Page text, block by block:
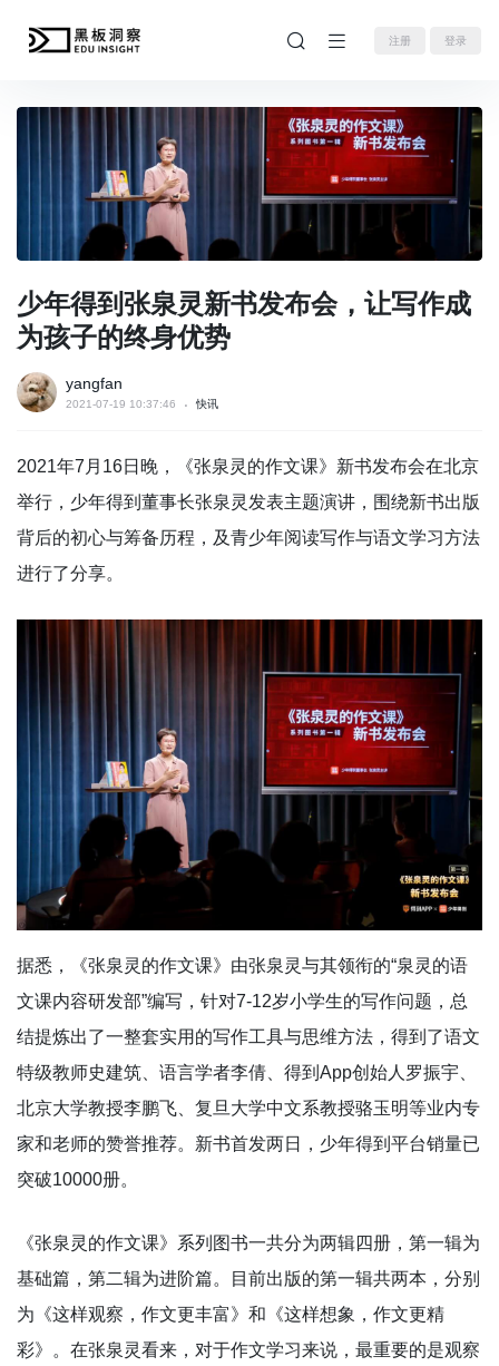
注册 登录
少年得到张泉灵新书发布会，让写作成
为孩子的终身优势
yangfan
2021-07-19 10:37:46 快讯
2021年7月16日晚，《张泉灵的作文课》新书发布会在北京
举行，少年得到董事长张泉灵发表主题演讲，围绕新书出版
背后的初心与筹备历程，及青少年阅读写作与语文学习方法
进行了分享。
据悉，《张泉灵的作文课》由张泉灵与其领衔的“泉灵的语
文课内容研发部”编写，针对7-12岁小学生的写作问题，总
结提炼出了一整套实用的写作工具与思维方法，得到了语文
特级教师史建筑、语言学者李倩、得到App创始人罗振宇、
北京大学教授李鹏飞、复旦大学中文系教授骆玉明等业内专
家和老师的赞誉推荐。新书首发两日，少年得到平台销量已
突破10000册。
《张泉灵的作文课》系列图书一共分为两辑四册，第一辑为
基础篇，第二辑为进阶篇。目前出版的第一辑共两本，分别
为《这样观察，作文更丰富》和《这样想象，作文更精
彩》。在张泉灵看来，对于作文学习来说，最重要的是观察